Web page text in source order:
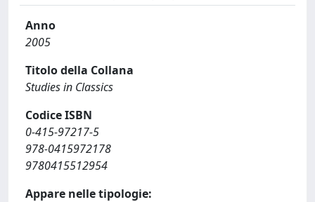
Anno
2005
Titolo della Collana
Studies in Classics
Codice ISBN
0-415-97217-5
978-0415972178
9780415512954
Appare nelle tipologie: